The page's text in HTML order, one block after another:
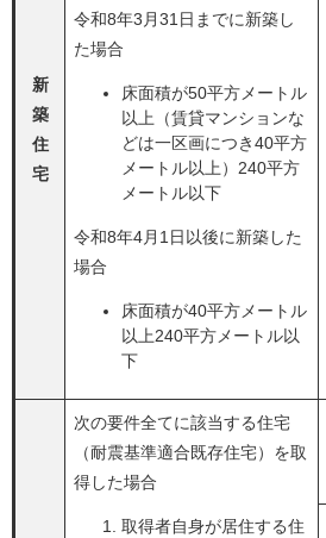
新
築
住
宅
令和8年3月31日までに新築し
た場合
床面積が50平方メートル
以上（賃貸マンションな
どは一区画につき40平方
メートル以上）240平方
メートル以下
令和8年4月1日以後に新築した
場合
床面積が40平方メートル
以上240平方メートル以
下
次の要件全てに該当する住宅
（耐震基準適合既存住宅）を取
得した場合
取得者自身が居住する住